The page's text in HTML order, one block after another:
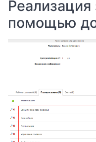
Реализация
помощью